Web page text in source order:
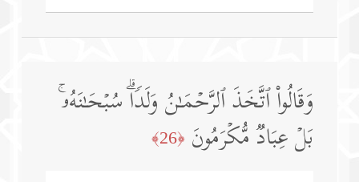
وَقَالُوا۟ ٱتَّخَذَ ٱلرَّحۡمَـٰنُ وَلَدࣰاۗ سُبۡحَـٰنَهُۥۚ
بَلۡ عِبَادࣱ مُّكۡرَمُونَ ﴿26﴾